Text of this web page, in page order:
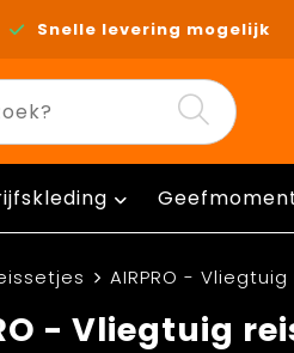
Snelle levering mogelijk
AIRPRO -
- Vliegtuig